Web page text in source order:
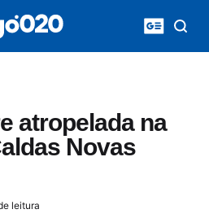
atropelada na
Novas
leitura